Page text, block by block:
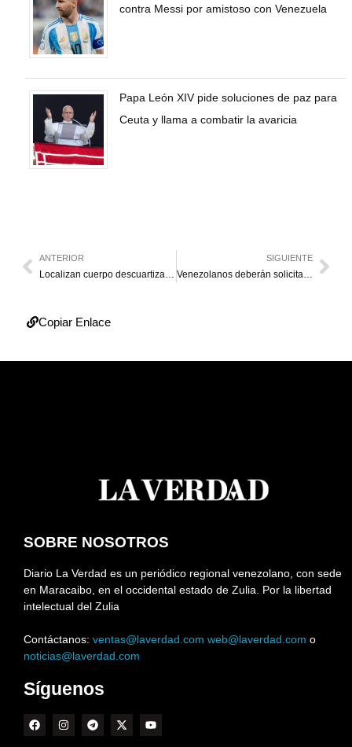
contra Messi por amistoso con Venezuela
Papa León XIV pide soluciones de paz para
Ceuta y llama a combatir la avaricia
ANTERIOR SIGUIENTE
Copiar Enlace
SOBRE NOSOTROS
Diario La Verdad es un periódico regional venezolano, con sede
en Maracaibo, en el occidental estado de Zulia. Por la libertad
intelectual del Zulia
Contáctanos: ventas@laverdad.com web@laverdad.com o
noticias@laverdad.com
Síguenos